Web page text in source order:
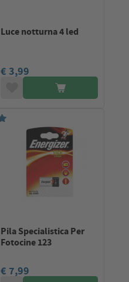
Luce notturna 4 led
€ 3,99
Pila Specialistica Per
Fotocine 123
€ 7,99